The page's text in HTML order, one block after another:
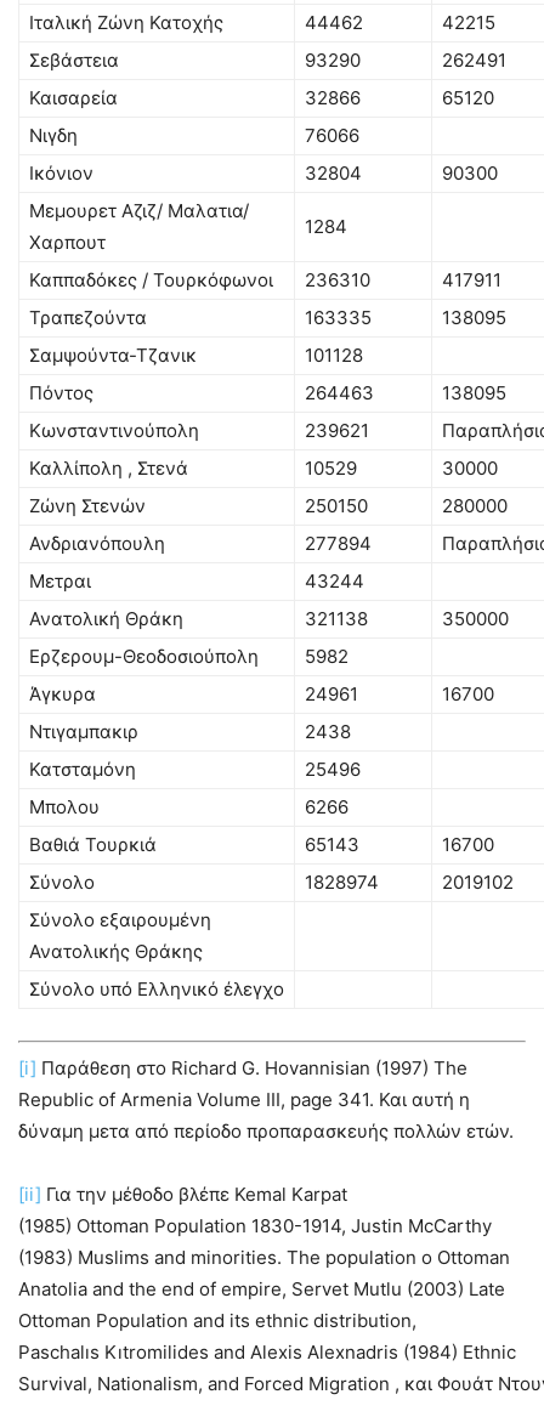
Ιταλική Ζώνη Κατοχής 44462
42215
Σεβάστεια
93290
262491
Καισαρεία
32866
65120
Νιγδη
76066
Ικόνιον
32804
90300
Μεμουρετ Αζιζ/ Μαλατια/
Χαρπουτ
1284
Καππαδόκες / Τουρκόφωνοι 236310
417911
Τραπεζούντα
163335
138095
Σαμψούντα-Τζανικ
101128
Πόντος
264463
138095
Κωνσταντινούπολη
239621
Καλλίπολη , Στενά
10529
30000
Ζώνη Στενών
250150
280000
Ανδριανόπουλη
277894
Μετραι
43244
Ανατολική Θράκη
321138
350000
Ερζερουμ-Θεοδοσιούπολη
5982
Άγκυρα
24961
16700
Ντιγαμπακιρ
2438
Κατσταμόνη
25496
Μπολου
6266
Βαθιά Τουρκιά
65143
16700
Σύνολο
1828974
2019102
Σύνολο εξαιρουμένη
Ανατολικής Θράκης
Σύνολο υπό Ελληνικό έλεγχο
[i] Παράθεση στο Richard G. Hovannisian (1997) The
Republic of Armenia Volume III, page 341. Και αυτή η
δύναμη μετα από περίοδο προπαρασκευής πολλών ετών.
[ii] Για την μέθοδο βλέπε Kemal Karpat
(1985) Ottoman Population 1830-1914, Justin McCarthy
(1983) Muslims and minorities. The population o Ottoman
Anatolia and the end of empire, Servet Mutlu (2003) Late
Ottoman Population and its ethnic distribution,
Paschalıs Kıtromilides and Alexis Alexnadris (1984) Ethnic
Survival, Nationalism, and Forced Migration , και Φουάτ